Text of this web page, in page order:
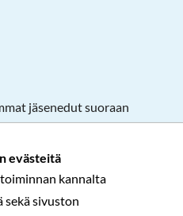
evästeitä
kannalta
sivuston
jäsenedut suoraan